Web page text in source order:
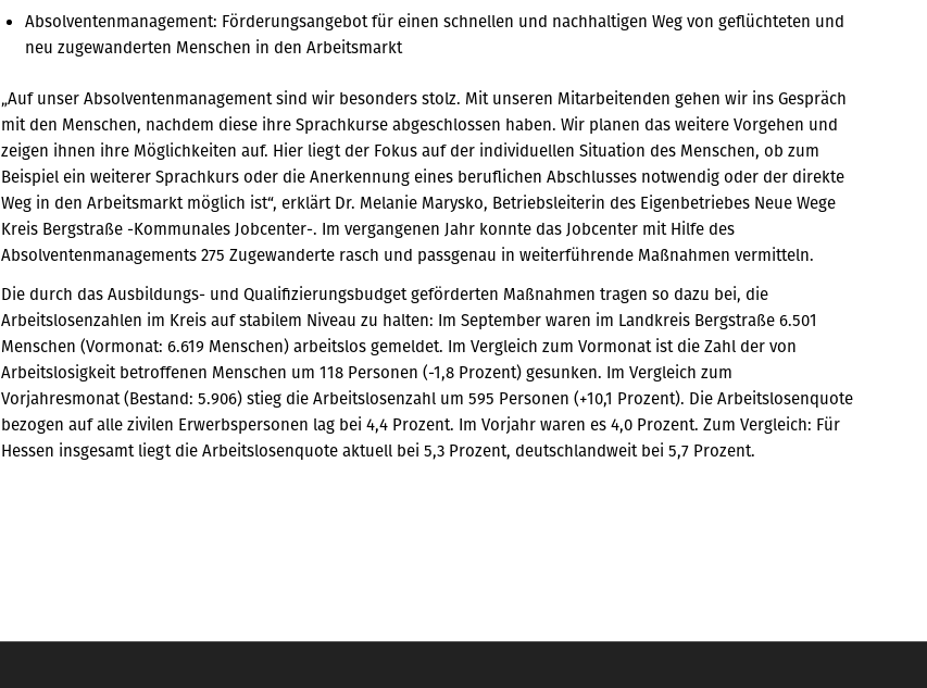
Absolventenmanagement: Förderungsangebot für einen schnellen und nachhaltigen Weg von geflüchteten und
neu zugewanderten Menschen in den Arbeitsmarkt
„Auf unser Absolventenmanagement sind wir besonders stolz. Mit unseren Mitarbeitenden gehen wir ins Gespräch
mit den Menschen, nachdem diese ihre Sprachkurse abgeschlossen haben. Wir planen das weitere Vorgehen und
zeigen ihnen ihre Möglichkeiten auf. Hier liegt der Fokus auf der individuellen Situation des Menschen, ob zum
Beispiel ein weiterer Sprachkurs oder die Anerkennung eines beruflichen Abschlusses notwendig oder der direkte
Weg in den Arbeitsmarkt möglich ist“, erklärt Dr. Melanie Marysko, Betriebsleiterin des Eigenbetriebes Neue Wege
Kreis Bergstraße -Kommunales Jobcenter-. Im vergangenen Jahr konnte das Jobcenter mit Hilfe des
Absolventenmanagements 275 Zugewanderte rasch und passgenau in weiterführende Maßnahmen vermitteln.
Die durch das Ausbildungs- und Qualifizierungsbudget geförderten Maßnahmen tragen so dazu bei, die
Arbeitslosenzahlen im Kreis auf stabilem Niveau zu halten: Im September waren im Landkreis Bergstraße 6.501
Menschen (Vormonat: 6.619 Menschen) arbeitslos gemeldet. Im Vergleich zum Vormonat ist die Zahl der von
Arbeitslosigkeit betroffenen Menschen um 118 Personen (-1,8 Prozent) gesunken. Im Vergleich zum
Vorjahresmonat (Bestand: 5.906) stieg die Arbeitslosenzahl um 595 Personen (+10,1 Prozent). Die Arbeitslosenquote
bezogen auf alle zivilen Erwerbspersonen lag bei 4,4 Prozent. Im Vorjahr waren es 4,0 Prozent. Zum Vergleich: Für
Hessen insgesamt liegt die Arbeitslosenquote aktuell bei 5,3 Prozent, deutschlandweit bei 5,7 Prozent.